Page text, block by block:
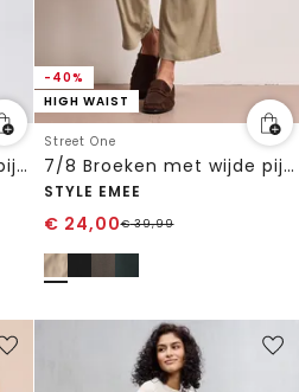
7/8 Broeken met wijde pijpen
-40%
HIGH WAIST
Street One
7/8 Broeken met wijde pijpen
STYLE EMEE
€ 24,00€39,99